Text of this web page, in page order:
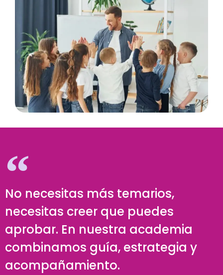
No necesitas más temarios,
necesitas creer que puedes
aprobar. En nuestra academia
combinamos guía, estrategia y
acompañamiento.